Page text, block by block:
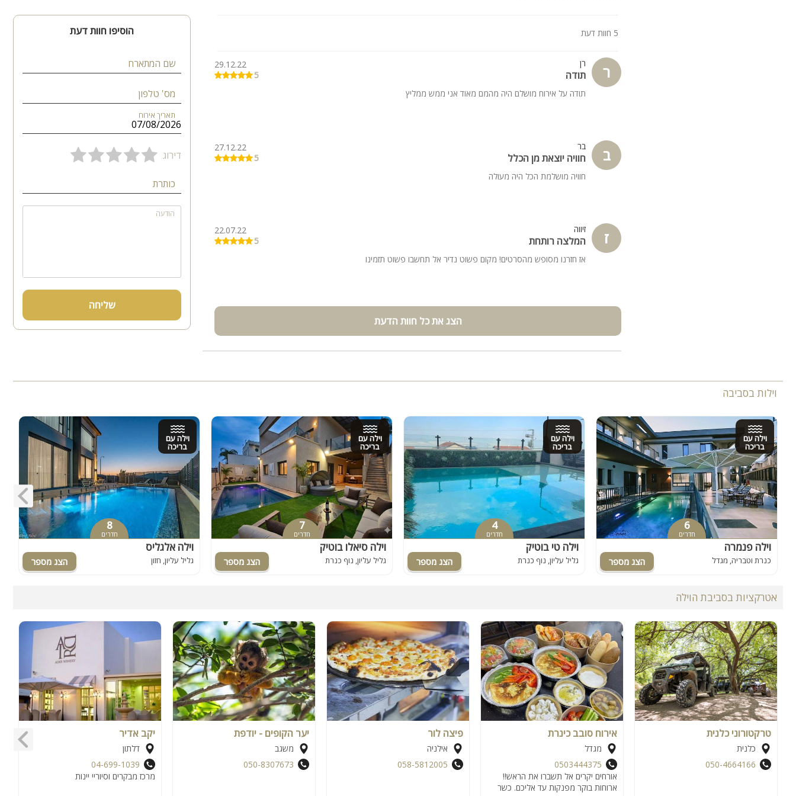
5 חוות דעת
ר רן
תודה
29.12.22
5
תודה על אירוח מושלם היה מהמם מאוד אני ממש ממליץ
ב בר
חוויה יוצאת מן הכלל
27.12.22
5
חוויה מושלמת הכל היה מעולה
ז זיווה
המלצה רותחת
22.07.22
5
אז חזרנו מסופש מהסרטים! מקום פשוט נדיר אל תחשבו פשוט תזמינו
הצג את כל חוות הדעת
הוסיפו חוות דעת
שם המתארח
מס' טלפון
תאריך אירוח
דירוג
כותרת
הודעה
שליחה
וילות בסביבה
וילה עם
בריכה
6
חדרים
וילה פנמרה
כנרת וטבריה, מגדל
וילה עם
בריכה
4
חדרים
וילה טי בוטיק
גליל עליון, נוף כנרת
וילה עם
בריכה
7
חדרים
וילה סיאלו בוטיק
גליל עליון, נוף כנרת
וילה עם
בריכה
8
חדרים
וילה אלגליס
גליל עליון, חזון
אטרקציות בסביבת הוילה
טרקטורוני כלנית
כלנית
050-4664166
אירוח סובב כינרת
מגדל
0503444375
אורחים יקרים אל תשברו את הראש!!
ארוחות בוקר מפנקות עד אליכם. כשר
פיצה לור
אילניה
058-5812005
יער הקופים - יודפת
משגב
050-8307673
יקב אדיר
דלתון
04-699-1039
מרכז מבקרים וסיוריי יינות